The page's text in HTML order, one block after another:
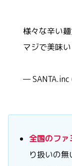
様々な辛い
マジで美味
— SANTA.inc
全国のファ
り扱いの無